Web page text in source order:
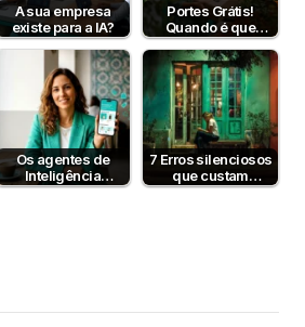
A sua empresa
existe para a IA?
Portes Grátis!
Quando é que
fazem sentido?
Os agentes de
Inteligência
Artificial já
7 Erros silenciosos
que custam
milhares ao